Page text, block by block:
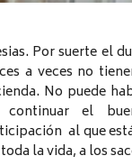
Por suerte el
a veces no
No puede
el
al que
la vida, a los